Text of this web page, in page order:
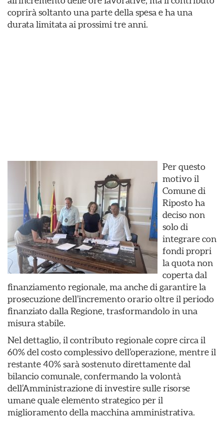
coprirà soltanto una parte della spesa e ha una
durata limitata ai prossimi tre anni.
Per questo
motivo il
Comune di
Riposto ha
deciso non
solo di
integrare con
fondi propri
la quota non
coperta dal
finanziamento regionale, ma anche di garantire la
prosecuzione dell’incremento orario oltre il periodo
finanziato dalla Regione, trasformandolo in una
misura stabile.
Nel dettaglio, il contributo regionale copre circa il
60% del costo complessivo dell’operazione, mentre il
restante 40% sarà sostenuto direttamente dal
bilancio comunale, confermando la volontà
dell’Amministrazione di investire sulle risorse
umane quale elemento strategico per il
miglioramento della macchina amministrativa.